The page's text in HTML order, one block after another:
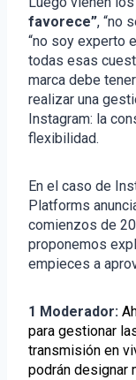
favorece”, “no
“no soy experto
todas esas
marca debe
realizar una
Instagram: la
flexibilidad.
En el caso de
Platforms
comienzos de
proponemos
empieces a
1 Moderador:
para gestionar
transmisión en
podrán designar